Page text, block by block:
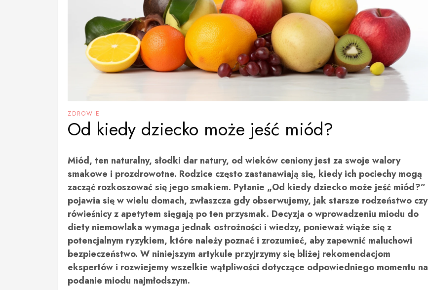
ZDROWIE
Od kiedy dziecko może jeść miód?
Miód, ten naturalny, słodki dar natury, od wieków ceniony jest za swoje walory
smakowe i prozdrowotne. Rodzice często zastanawiają się, kiedy ich pociechy mogą
zacząć rozkoszować się jego smakiem. Pytanie „Od kiedy dziecko może jeść miód?”
pojawia się w wielu domach, zwłaszcza gdy obserwujemy, jak starsze rodzeństwo czy
rówieśnicy z apetytem sięgają po ten przysmak. Decyzja o wprowadzeniu miodu do
diety niemowlaka wymaga jednak ostrożności i wiedzy, ponieważ wiąże się z
potencjalnym ryzykiem, które należy poznać i zrozumieć, aby zapewnić maluchowi
bezpieczeństwo. W niniejszym artykule przyjrzymy się bliżej rekomendacjom
ekspertów i rozwiejemy wszelkie wątpliwości dotyczące odpowiedniego momentu na
podanie miodu najmłodszym.